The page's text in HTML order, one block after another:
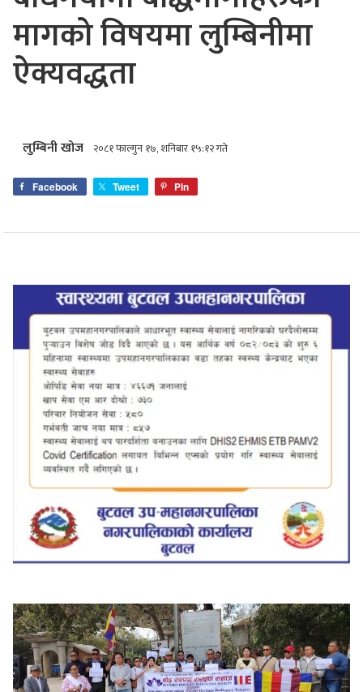
मागको विषयमा लुम्बिनीमा
ऐक्यवद्धता
लुम्बिनी खोज २०८१ फाल्गुन १७, शनिबार १५:१२ गते
Facebook Tweet Pin